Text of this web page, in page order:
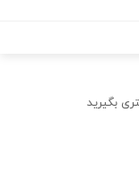
بگیرید